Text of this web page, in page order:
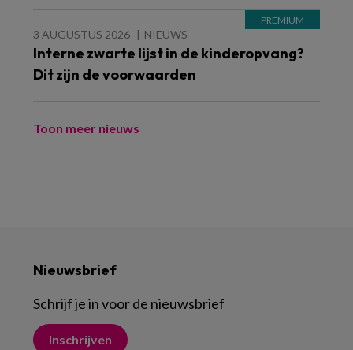
3 AUGUSTUS 2026 NIEUWS
Interne zwarte lijst in de kinderopvang?
Dit zijn de voorwaarden
Toon meer nieuws
Nieuwsbrief
Schrijf je in voor de nieuwsbrief
Inschrijven